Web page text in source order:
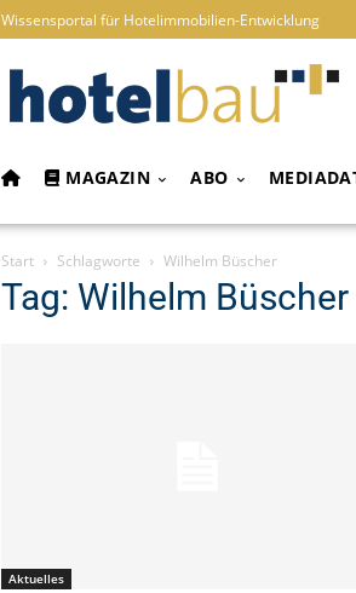
Wissensportal für Hotelimmobilien-Entwicklung
MAGAZIN ABO
Start Schlagworte Wilhelm Büscher
Tag: Wilhelm Büscher
Aktuelles